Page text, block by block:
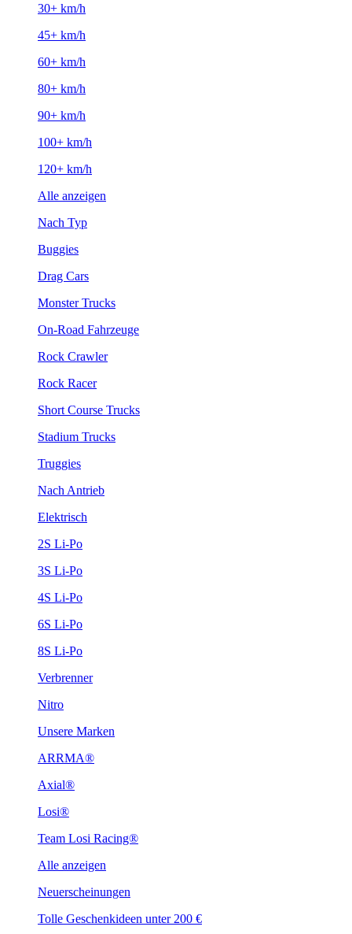
30+ km/h
45+ km/h
60+ km/h
80+ km/h
90+ km/h
100+ km/h
120+ km/h
Alle anzeigen
Nach Typ
Buggies
Drag Cars
Monster Trucks
On-Road Fahrzeuge
Rock Crawler
Rock Racer
Short Course Trucks
Stadium Trucks
Truggies
Nach Antrieb
Elektrisch
2S Li-Po
3S Li-Po
4S Li-Po
6S Li-Po
8S Li-Po
Verbrenner
Nitro
Unsere Marken
ARRMA®
Axial®
Losi®
Team Losi Racing®
Alle anzeigen
Neuerscheinungen
Tolle Geschenkideen unter 200 €